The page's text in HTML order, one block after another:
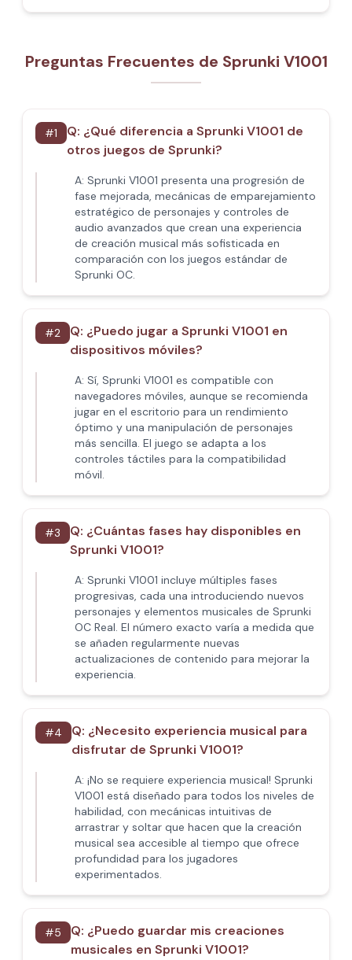
Preguntas Frecuentes de Sprunki V1001
#1 Q: ¿Qué diferencia a Sprunki V1001 de
otros juegos de Sprunki?
A: Sprunki V1001 presenta una progresión de
fase mejorada, mecánicas de emparejamiento
estratégico de personajes y controles de
audio avanzados que crean una experiencia
de creación musical más sofisticada en
comparación con los juegos estándar de
Sprunki OC.
#2 Q: ¿Puedo jugar a Sprunki V1001 en
dispositivos móviles?
A: Sí, Sprunki V1001 es compatible con
navegadores móviles, aunque se recomienda
jugar en el escritorio para un rendimiento
óptimo y una manipulación de personajes
más sencilla. El juego se adapta a los
controles táctiles para la compatibilidad
móvil.
#3 Q: ¿Cuántas fases hay disponibles en
Sprunki V1001?
A: Sprunki V1001 incluye múltiples fases
progresivas, cada una introduciendo nuevos
personajes y elementos musicales de Sprunki
OC Real. El número exacto varía a medida que
se añaden regularmente nuevas
actualizaciones de contenido para mejorar la
experiencia.
#4 Q: ¿Necesito experiencia musical para
disfrutar de Sprunki V1001?
A: ¡No se requiere experiencia musical! Sprunki
V1001 está diseñado para todos los niveles de
habilidad, con mecánicas intuitivas de
arrastrar y soltar que hacen que la creación
musical sea accesible al tiempo que ofrece
profundidad para los jugadores
experimentados.
#5 Q: ¿Puedo guardar mis creaciones
musicales en Sprunki V1001?